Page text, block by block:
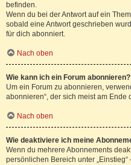
befinden.
Wenn du bei der Antwort auf ein
sobald eine Antwort geschrieben
für dich abonniert.
Nach oben
Wie kann ich ein Forum abonnieren?
Um ein Forum zu abonnieren,
abonnieren“, der sich meist am Ende
Nach oben
Wie deaktiviere ich meine
Wenn du mehrere Abonnements
persönlichen Bereich unter